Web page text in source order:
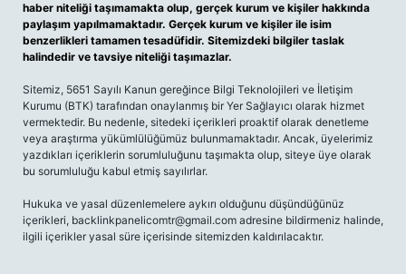
haber niteliği taşımamakta olup, gerçek kurum ve kişiler hakkında
paylaşım yapılmamaktadır. Gerçek kurum ve kişiler ile isim
benzerlikleri tamamen tesadüfidir. Sitemizdeki bilgiler taslak
halindedir ve tavsiye niteliği taşımazlar.
Sitemiz, 5651 Sayılı Kanun gereğince Bilgi Teknolojileri ve İletişim
Kurumu (BTK) tarafından onaylanmış bir Yer Sağlayıcı olarak hizmet
vermektedir. Bu nedenle, sitedeki içerikleri proaktif olarak denetleme
veya araştırma yükümlülüğümüz bulunmamaktadır. Ancak, üyelerimiz
yazdıkları içeriklerin sorumluluğunu taşımakta olup, siteye üye olarak
bu sorumluluğu kabul etmiş sayılırlar.
Hukuka ve yasal düzenlemelere aykırı olduğunu düşündüğünüz
içerikleri, backlinkpanelicomtr@gmail.com adresine bildirmeniz halinde,
ilgili içerikler yasal süre içerisinde sitemizden kaldırılacaktır.